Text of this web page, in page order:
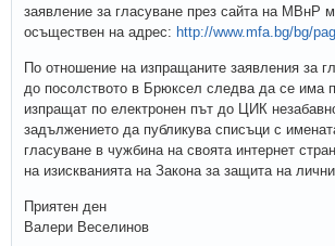
заявление за гласуване през сайта на МВнР
осъществен на адрес: http://www.mfa.bg/bg/
По отношение на изпращаните заявления за
до посолството в Брюксел следва да се има
изпращат по електронен път до ЦИК
задължението да публикува списъци с
гласуване в чужбина на своята интернет
на изискванията на Закона за защита на
Приятен ден
Валери Веселинов